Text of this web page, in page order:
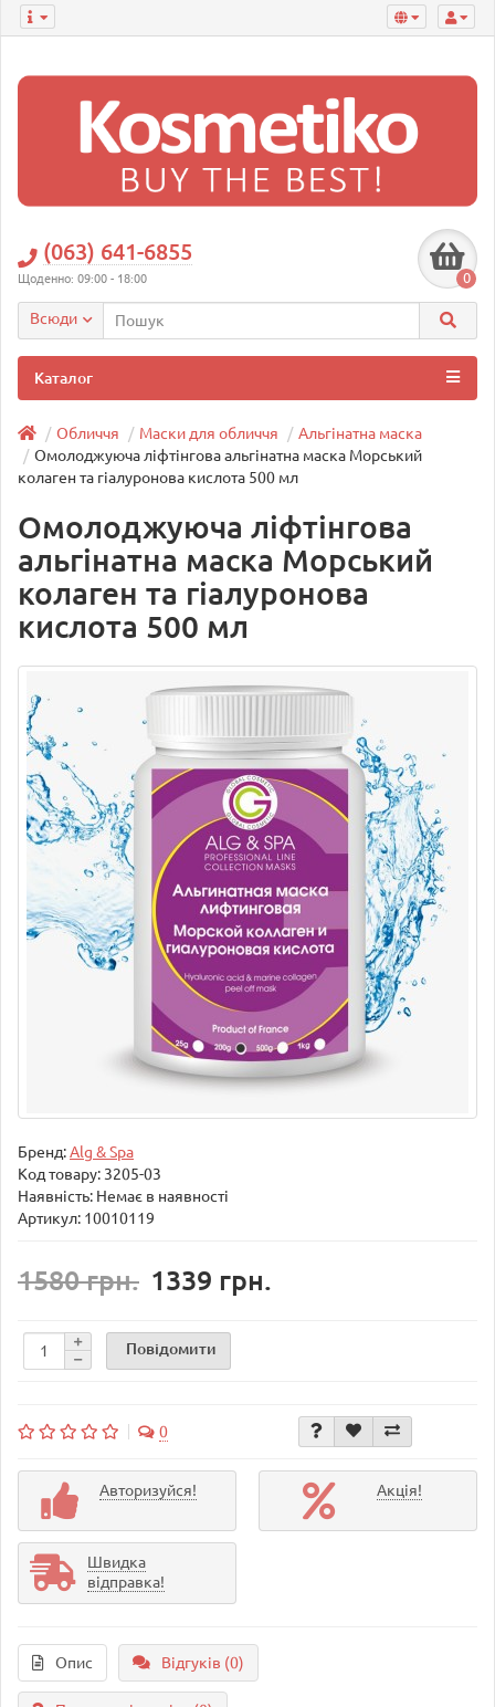
(063) 641-6855
Щоденно: 09:00 - 18:00 0
Всюди
Каталог
Обличчя Маски для обличчя
Альгінатна маска
Омолоджуюча ліфтінгова альгінатна маска Морський
колаген та гіалуронова кислота 500 мл
Омолоджуюча ліфтінгова
альгінатна маска Морський
колаген та гіалуронова
кислота 500 мл
Бренд:Alg & Spa
Код товару: 3205-03
Наявність: Немає в наявності
Артикул: 10010119
1580 грн. 1339 грн.
Повідомити
0
Авторизуйся! Акція!
Швидка
відправка!
Опис Відгуків (0)